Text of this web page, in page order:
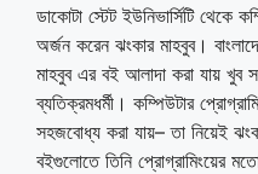
ডাকোটা স্টেট ইউনিভার্সিটি থেকে
অর্জন করেন ঝংকার মাহবুব।
মাহবুব এর বই আলাদা করা যায় খুব
ব্যতিক্রমধর্মী। কম্পিউটার
সহজবোধ্য করা যায়– তা নিয়েই
বইগুলোতে তিনি প্রোগ্রামিংয়ের